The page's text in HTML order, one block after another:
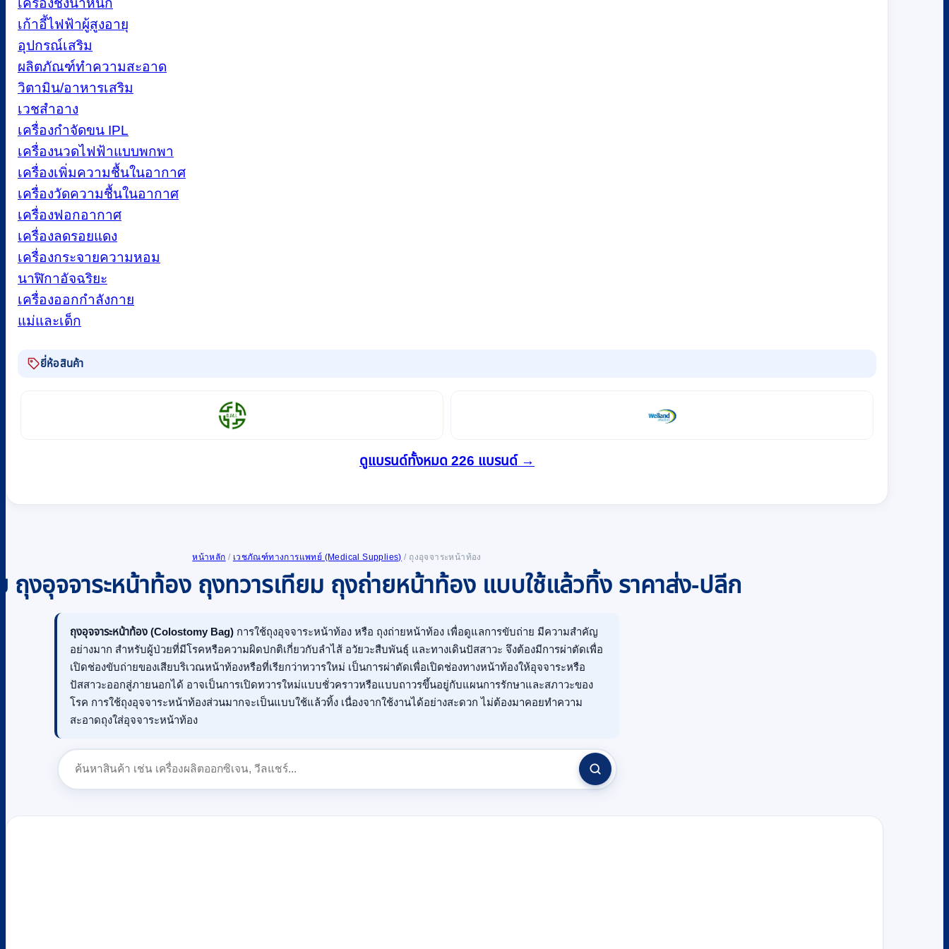
เครื่องชั่งน้ำหนัก
เก้าอี้ไฟฟ้าผู้สูงอายุ
อุปกรณ์เสริม
ผลิตภัณฑ์ทำความสะอาด
วิตามิน/อาหารเสริม
เวชสำอาง
เครื่องกำจัดขน IPL
เครื่องนวดไฟฟ้าแบบพกพา
เครื่องเพิ่มความชื้นในอากาศ
เครื่องวัดความชื้นในอากาศ
เครื่องฟอกอากาศ
เครื่องลดรอยแดง
เครื่องกระจายความหอม
นาฬิกาอัจฉริยะ
เครื่องออกกำลังกาย
แม่และเด็ก
ยี่ห้อสินค้า
ดูแบรนด์ทั้งหมด 226 แบรนด์ →
หน้าหลัก / เวชภัณฑ์ทางการแพทย์ (Medical Supplies) / ถุงอุจจาระหน้าท้อง
ถุงอุจจาระหน้าท้อง ถุงทวารเทียม ถุงถ่ายหน้าท้อง แบบใช้แล้วทิ้ง ราคาส่ง-ปลีก
ถุงอุจจาระหน้าท้อง (Colostomy Bag) การใช้ถุงอุจจาระหน้าท้อง หรือ ถุงถ่ายหน้าท้อง เพื่อดูแลการขับถ่าย มีความสำคัญ
อย่างมาก สำหรับผู้ป่วยที่มีโรคหรือความผิดปกติเกี่ยวกับลำไส้ อวัยวะสืบพันธุ์ และทางเดินปัสสาวะ จึงต้องมีการผ่าตัดเพื่อ
เปิดช่องขับถ่ายของเสียบริเวณหน้าท้องหรือที่เรียกว่าทวารใหม่ เป็นการผ่าตัดเพื่อเปิดช่องทางหน้าท้องให้อุจจาระหรือ
ปัสสาวะออกสู่ภายนอกได้ อาจเป็นการเปิดทวารใหม่แบบชั่วคราวหรือแบบถาวรขึ้นอยู่กับแผนการรักษาและสภาวะของ
โรค การใช้ถุงอุจจาระหน้าท้องส่วนมากจะเป็นแบบใช้แล้วทิ้ง เนื่องจากใช้งานได้อย่างสะดวก ไม่ต้องมาคอยทำความ
สะอาดถุงใส่อุจจาระหน้าท้อง